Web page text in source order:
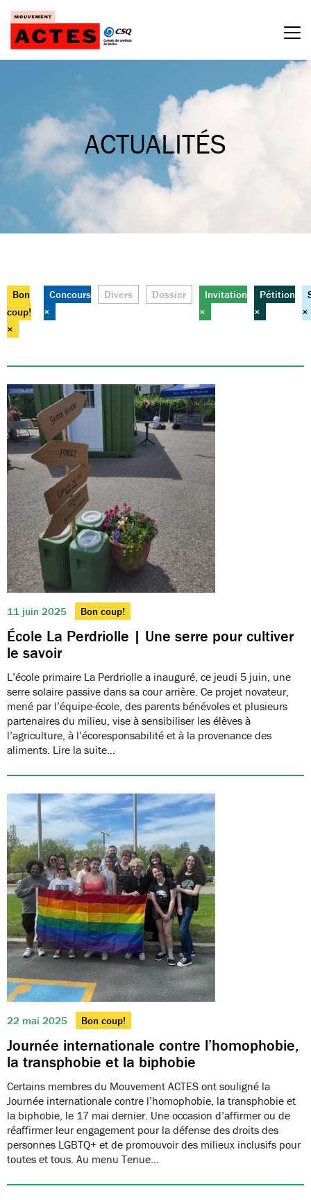
Passer
contenu
ACTUALITÉS
11 juin 2025 Bon coup!
École La Perdriolle | Une serre pour cultiver
le savoir
L’école primaire La Perdriolle a inauguré, ce jeudi 5 juin, une
serre solaire passive dans sa cour arrière. Ce projet novateur,
mené par l’équipe-école, des parents bénévoles et plusieurs
partenaires du milieu, vise à sensibiliser les élèves à
l’agriculture, à l’écoresponsabilité et à la provenance des
aliments. Lire la suite…
22 mai 2025 Bon coup!
Journée internationale contre l’homophobie,
la transphobie et la biphobie
Certains membres du Mouvement ACTES ont souligné la
Journée internationale contre l’homophobie, la transphobie et
la biphobie, le 17 mai dernier. Une occasion d’affirmer ou de
réaffirmer leur engagement pour la défense des droits des
personnes LGBTQ+ et de promouvoir des milieux inclusifs pour
toutes et tous. Au menu Tenue…
Bon
coup!
×
Concours
×
Divers Dossier
Invitation
×
Pétition
×
×